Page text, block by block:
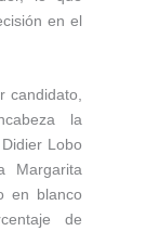
en el
candidato,
la
Lobo
Margarita
en blanco
de